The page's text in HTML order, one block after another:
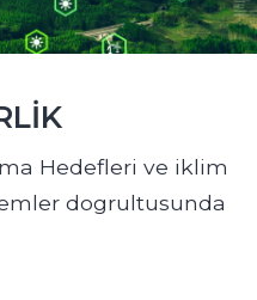
Hedefleri ve iklim
dogrultusunda